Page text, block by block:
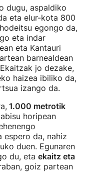
dugu, aspaldiko
eta elur-kota 800
egongo da,
eta indar
eta Kantauri
barnealdean
jo dezake,
haizea ibiliko da,
izango da.
1.000 metrotik
horipean
da, nahiz
duen. Egunaren
du, eta ekaitz eta
goiz partean